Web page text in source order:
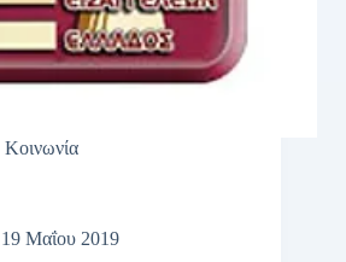
Κοινωνία
19 Μαΐου 2019